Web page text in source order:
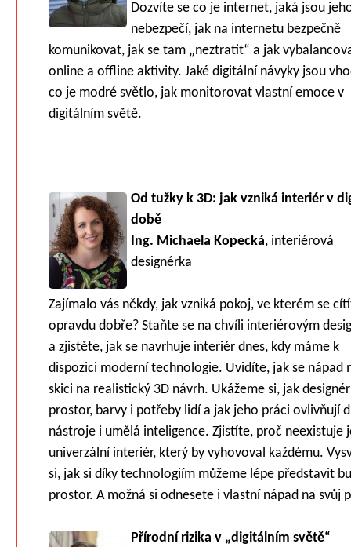
Dozvíte se co je internet, jaká jsou
nebezpečí, jak na internetu bezpečně
komunikovat, jak se tam „neztratit“ a jak
online a offline aktivity. Jaké digitální návyky jsou
co je modré světlo, jak monitorovat vlastní emoce v
digitálním světě.
Od tužky k 3D: jak vzniká interiér v
době
Ing. Michaela Kopecká, interiérová
designérka
Zajímalo vás někdy, jak vzniká pokoj, ve kterém se
opravdu dobře? Staňte se na chvíli interiérovým
a zjistěte, jak se navrhuje interiér dnes, kdy máme k
dispozici moderní technologie. Uvidíte, jak se nápad
skici na realistický 3D návrh. Ukážeme si, jak
prostor, barvy i potřeby lidí a jak jeho práci ovlivňují
nástroje i umělá inteligence. Zjistíte, proč neexistuje
univerzální interiér, který by vyhovoval každému.
si, jak si díky technologiím můžeme lépe představit
prostor. A možná si odnesete i vlastní nápad na svůj
Přírodní rizika v „digitálním světě“